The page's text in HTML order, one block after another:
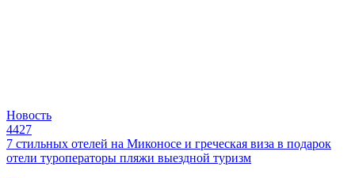
Новость
4427
7 стильных отелей на Миконосе и греческая виза в подарок
отели туроператоры пляжи выездной туризм